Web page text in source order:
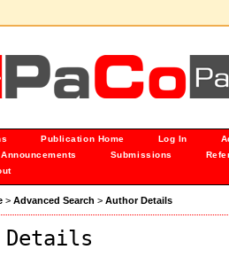
Publication Home Log In
Announcements Submissions
> Advanced Search > Author Details
Details